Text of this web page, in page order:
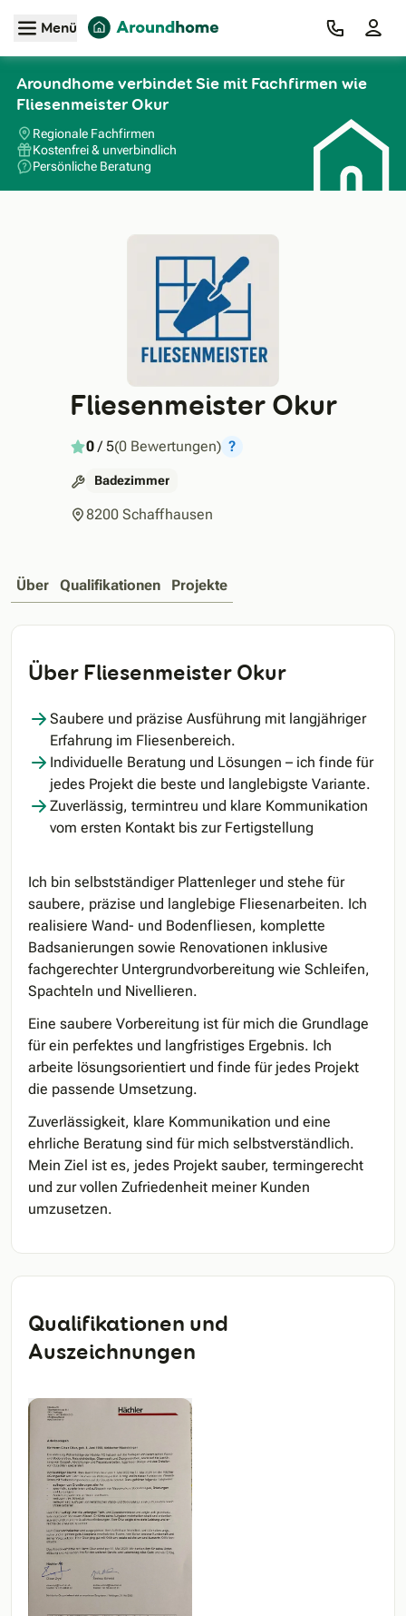
Zum Hauptinhalt
Menü
Aroundhome verbindet Sie mit Fachfirmen wie
Fliesenmeister Okur
Regionale Fachfirmen
Kostenfrei & unverbindlich
Persönliche Beratung
Fliesenmeister Okur
0/ 5(0 Bewertungen) ?
Badezimmer
8200 Schaffhausen
Über Qualifikationen Projekte
Über Fliesenmeister Okur
Saubere und präzise Ausführung mit langjähriger
Erfahrung im Fliesenbereich.
Individuelle Beratung und Lösungen – ich finde für
jedes Projekt die beste und langlebigste Variante.
Zuverlässig, termintreu und klare Kommunikation
vom ersten Kontakt bis zur Fertigstellung
Ich bin selbstständiger Plattenleger und stehe für
saubere, präzise und langlebige Fliesenarbeiten. Ich
realisiere Wand- und Bodenfliesen, komplette
Badsanierungen sowie Renovationen inklusive
fachgerechter Untergrundvorbereitung wie Schleifen,
Spachteln und Nivellieren.
Eine saubere Vorbereitung ist für mich die Grundlage
für ein perfektes und langfristiges Ergebnis. Ich
arbeite lösungsorientiert und finde für jedes Projekt
die passende Umsetzung.
Zuverlässigkeit, klare Kommunikation und eine
ehrliche Beratung sind für mich selbstverständlich.
Mein Ziel ist es, jedes Projekt sauber, termingerecht
und zur vollen Zufriedenheit meiner Kunden
umzusetzen.
Qualifikationen und
Auszeichnungen